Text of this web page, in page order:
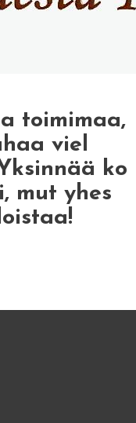
toimimaa,
viel
ko
mut yhes